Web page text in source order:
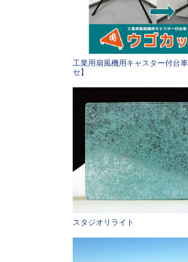
工業用扇風機用キャスター付台
セ】
スタジオリライト